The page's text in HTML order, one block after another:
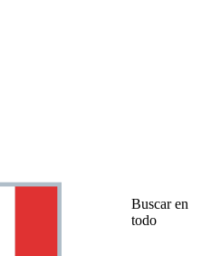
Buscar en
todo